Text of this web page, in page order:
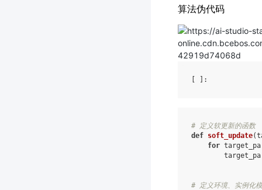
算法伪代码
[ ]
# 定义软更新的函数
def soft_update(
for
# 定义环境、实例化